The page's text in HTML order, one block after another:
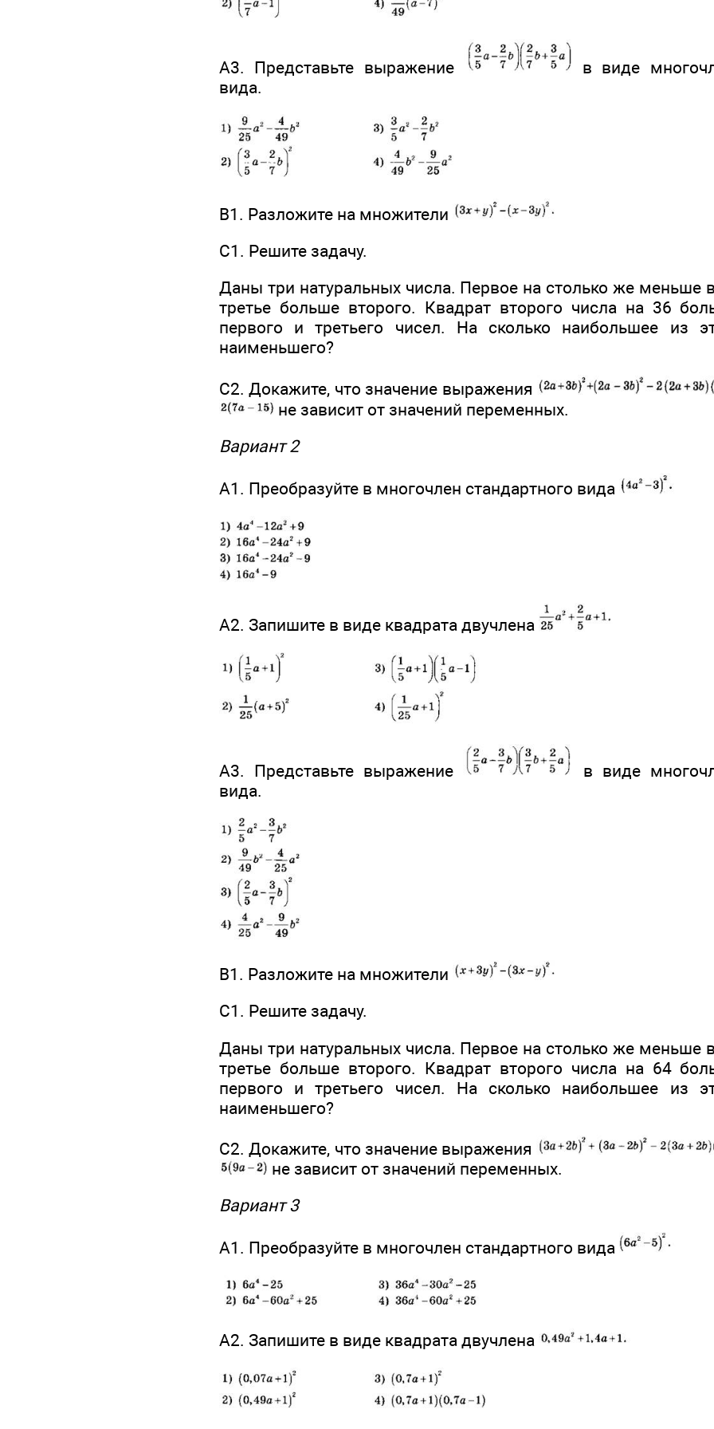
А3. Представьте выражение
в виде
вида.
В1. Разложите на множители
С1. Решите задачу.
Даны три натуральных числа. Первое на столько же меньше
третье больше второго. Квадрат второго числа на 36
первого и третьего чисел. На сколько наибольшее из
наименьшего?
С2. Докажите, что значение выражения
не зависит от значений переменных.
Вариант 2
А1. Преобразуйте в многочлен стандартного вида
А2. Запишите в виде квадрата двучлена
А3. Представьте выражение
в виде
вида.
В1. Разложите на множители
C1. Решите задачу.
Даны три натуральных числа. Первое на столько же меньше
третье больше второго. Квадрат второго числа на 64
первого и третьего чисел. На сколько наибольшее из
наименьшего?
С2. Докажите, что значение выражения
не зависит от значений переменных.
Вариант 3
А1. Преобразуйте в многочлен стандартного вида
А2. Запишите в виде квадрата двучлена